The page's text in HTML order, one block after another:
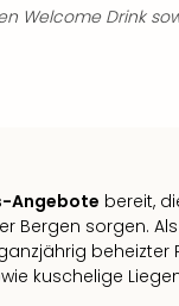
Welcome Drink
Angebote bereit,
Bergen sorgen.
beheizter
kuschelige